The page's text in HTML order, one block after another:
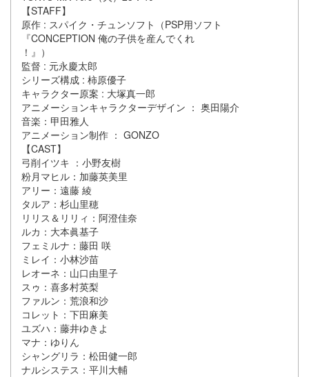
【STAFF】
原作 : スパイク・チュンソフト（PSP用ソフト
『CONCEPTION 俺の子供を産んでくれ
！』）
監督 : 元永慶太郎
シリーズ構成 : 柿原優子
キャラクター原案 : 大塚真一郎
アニメーションキャラクターデザイン ： 奥田陽介
音楽：甲田雅人
アニメーション制作 ： GONZO
【CAST】
弓削イツキ ：小野友樹
粉月マヒル：加藤英美里
アリー：遠藤 綾
タルア：杉山里穂
リリス＆リリィ：阿澄佳奈
ルカ：大本眞基子
フェミルナ：藤田 咲
ミレイ：小林沙苗
レオーネ：山口由里子
スゥ：喜多村英梨
ファルン：荒浪和沙
コレット：下田麻美
ユズハ：藤井ゆきよ
マナ：ゆりん
シャングリラ：松田健一郎
ナルシステス：平川大輔